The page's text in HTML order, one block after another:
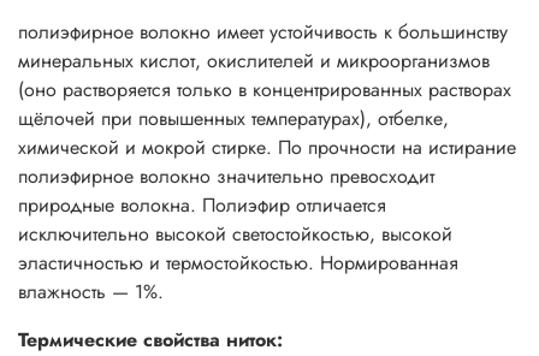
полиэфирное волокно имеет устойчивость к большинству
минеральных кислот, окислителей и микроорганизмов
(оно растворяется только в концентрированных растворах
щёлочей при повышенных температурах), отбелке,
химической и мокрой стирке. По прочности на истирание
полиэфирное волокно значительно превосходит
природные волокна. Полиэфир отличается
исключительно высокой светостойкостью, высокой
эластичностью и термостойкостью. Нормированная
влажность — 1%.
Термические свойства ниток: